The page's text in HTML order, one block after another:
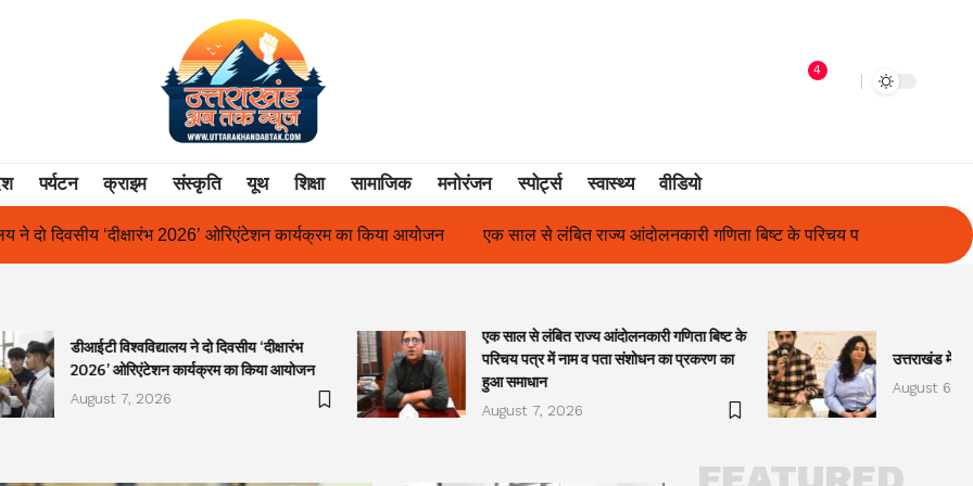
4
पर्यटन क्राइम संस्कृति यूथ शिक्षा सामाजिक मनोरंजन स्पोर्ट्स स्वास्थ्य वीडियो
कार्यक्रम का किया आयोजन एक साल से लंबित राज्य आंदोलनकारी गणिता बिष्ट के परिचय पत्र में नाम व पता संशोधन का प्रकरण का हुआ समाधान
डीआईटी विश्वविद्यालय ने दो दिवसीय ‘दीक्षारंभ
2026’ ओरिएंटेशन कार्यक्रम का किया आयोजन
August 7, 2026
एक साल से लंबित राज्य आंदोलनकारी गणिता बिष्ट के
परिचय पत्र में नाम व पता संशोधन का प्रकरण का
हुआ समाधान
August 7, 2026
उत्तराखंड में
August 6,